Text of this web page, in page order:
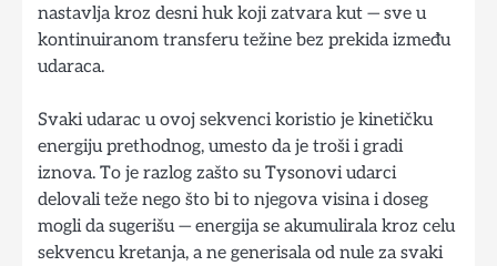
nastavlja kroz desni huk koji zatvara kut — sve u
kontinuiranom transferu težine bez prekida između
udaraca.
Svaki udarac u ovoj sekvenci koristio je kinetičku
energiju prethodnog, umesto da je troši i gradi
iznova. To je razlog zašto su Tysonovi udarci
delovali teže nego što bi to njegova visina i doseg
mogli da sugerišu — energija se akumulirala kroz celu
sekvencu kretanja, a ne generisala od nule za svaki